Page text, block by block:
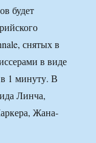
будет
снятых в
в виде
1 минуту. В
Линча,
Жана-